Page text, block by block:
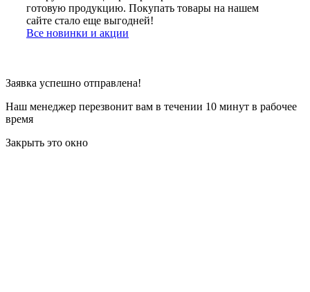
готовую продукцию. Покупать товары на нашем
сайте стало еще выгодней!
Все новинки и акции
Заявка успешно отправлена!
Наш менеджер перезвонит вам в течении 10 минут в рабочее
время
Закрыть это окно